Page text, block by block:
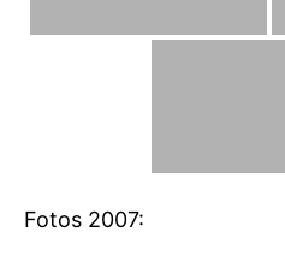
Fotos 2007: